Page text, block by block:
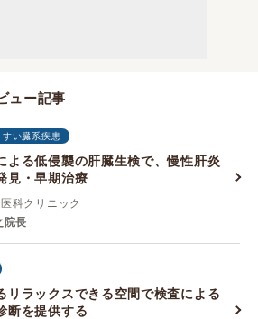
ュー記事
すい臓系疾患
よる低侵襲の肝臓生検で、慢性肝炎
見・早期治療
科クリニック
院長
リラックスできる空間で検査による
断を提供する